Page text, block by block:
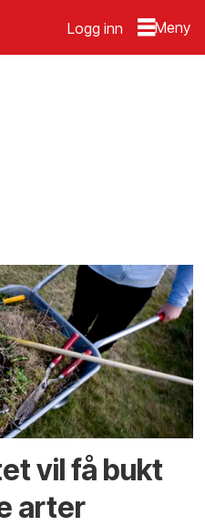
Logg inn
vil få bukt
arter